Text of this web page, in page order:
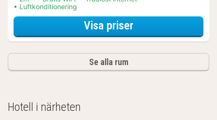
Luftkonditionering
Visa priserför Båtturer &
Se alla rum
Hotell i närheten